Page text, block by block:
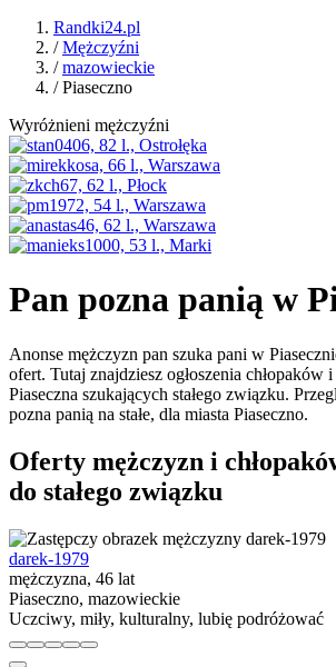
Randki24.pl
/Mężczyźni
/mazowieckie
/ Piaseczno
Wyróżnieni mężczyźni
Pan pozna panią w
Anonse mężczyzn pan szuka pani w
ofert. Tutaj znajdziesz ogłoszenia chłopaków
Piaseczna szukających stałego związku.
pozna panią na stałe, dla miasta Piaseczno.
Oferty mężczyzn i
do stałego związku
darek-1979
mężczyzna, 46 lat
Piaseczno, mazowieckie
Uczciwy, miły, kulturalny, lubię podróżować